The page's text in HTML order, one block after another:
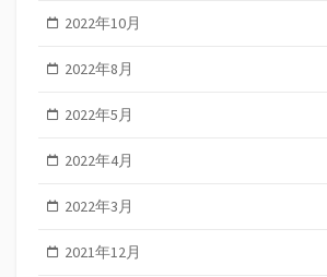
2022年10月
2022年8月
2022年5月
2022年4月
2022年3月
2021年12月